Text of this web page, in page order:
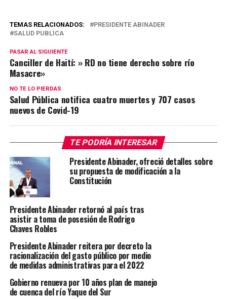
TEMAS RELACIONADOS:
PRESIDENTE ABINADER
SALUD PUBLICA
PASAR AL SIGUIENTE
Canciller de Haití: » RD no tiene derecho sobre río
Masacre»
NO TE LO PIERDAS
Salud Pública notifica cuatro muertes y 707 casos
nuevos de Covid-19
TE PODRÍA INTERESAR
Presidente Abinader, ofreció detalles sobre
su propuesta de modificación a la
Constitución
Presidente Abinader retornó al país tras
asistir a toma de posesión de Rodrigo
Chaves Robles
Presidente Abinader reitera por decreto la
racionalización del gasto público por medio
de medidas administrativas para el 2022
Gobierno renueva por 10 años plan de manejo
de cuenca del río Yaque del Sur